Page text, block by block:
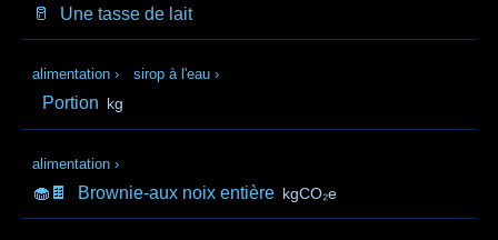
🥛 Une tasse de lait
alimentation › sirop à l'eau ›
Portion kg
alimentation ›
🧁🍫 Brownie-aux noix entière kgCO₂e